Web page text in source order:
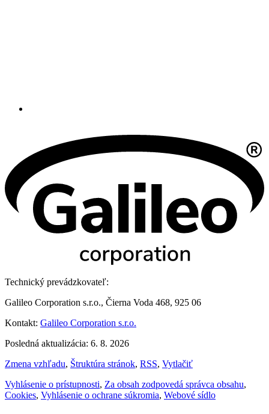
Technický prevádzkovateľ:
Galileo Corporation s.r.o., Čierna Voda 468, 925 06
Kontakt: Galileo Corporation s.r.o.
Posledná aktualizácia: 6. 8. 2026
Zmena vzhľadu, Štruktúra stránok, RSS, Vytlačiť
Vyhlásenie o prístupnosti, Za obsah zodpovedá správca obsahu,
Cookies, Vyhlásenie o ochrane súkromia, Webové sídlo